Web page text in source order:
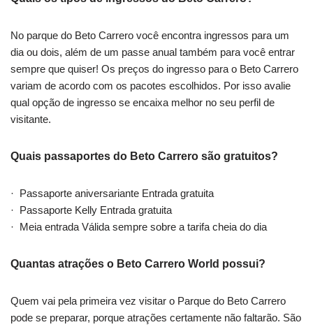
No parque do Beto Carrero você encontra ingressos para um
dia ou dois, além de um passe anual também para você entrar
sempre que quiser! Os preços do ingresso para o Beto Carrero
variam de acordo com os pacotes escolhidos. Por isso avalie
qual opção de ingresso se encaixa melhor no seu perfil de
visitante.
Quais passaportes do Beto Carrero são gratuitos?
· Passaporte aniversariante Entrada gratuita
· Passaporte Kelly Entrada gratuita
· Meia entrada Válida sempre sobre a tarifa cheia do dia
Quantas atrações o Beto Carrero World possui?
Quem vai pela primeira vez visitar o Parque do Beto Carrero
pode se preparar, porque atrações certamente não faltarão. São